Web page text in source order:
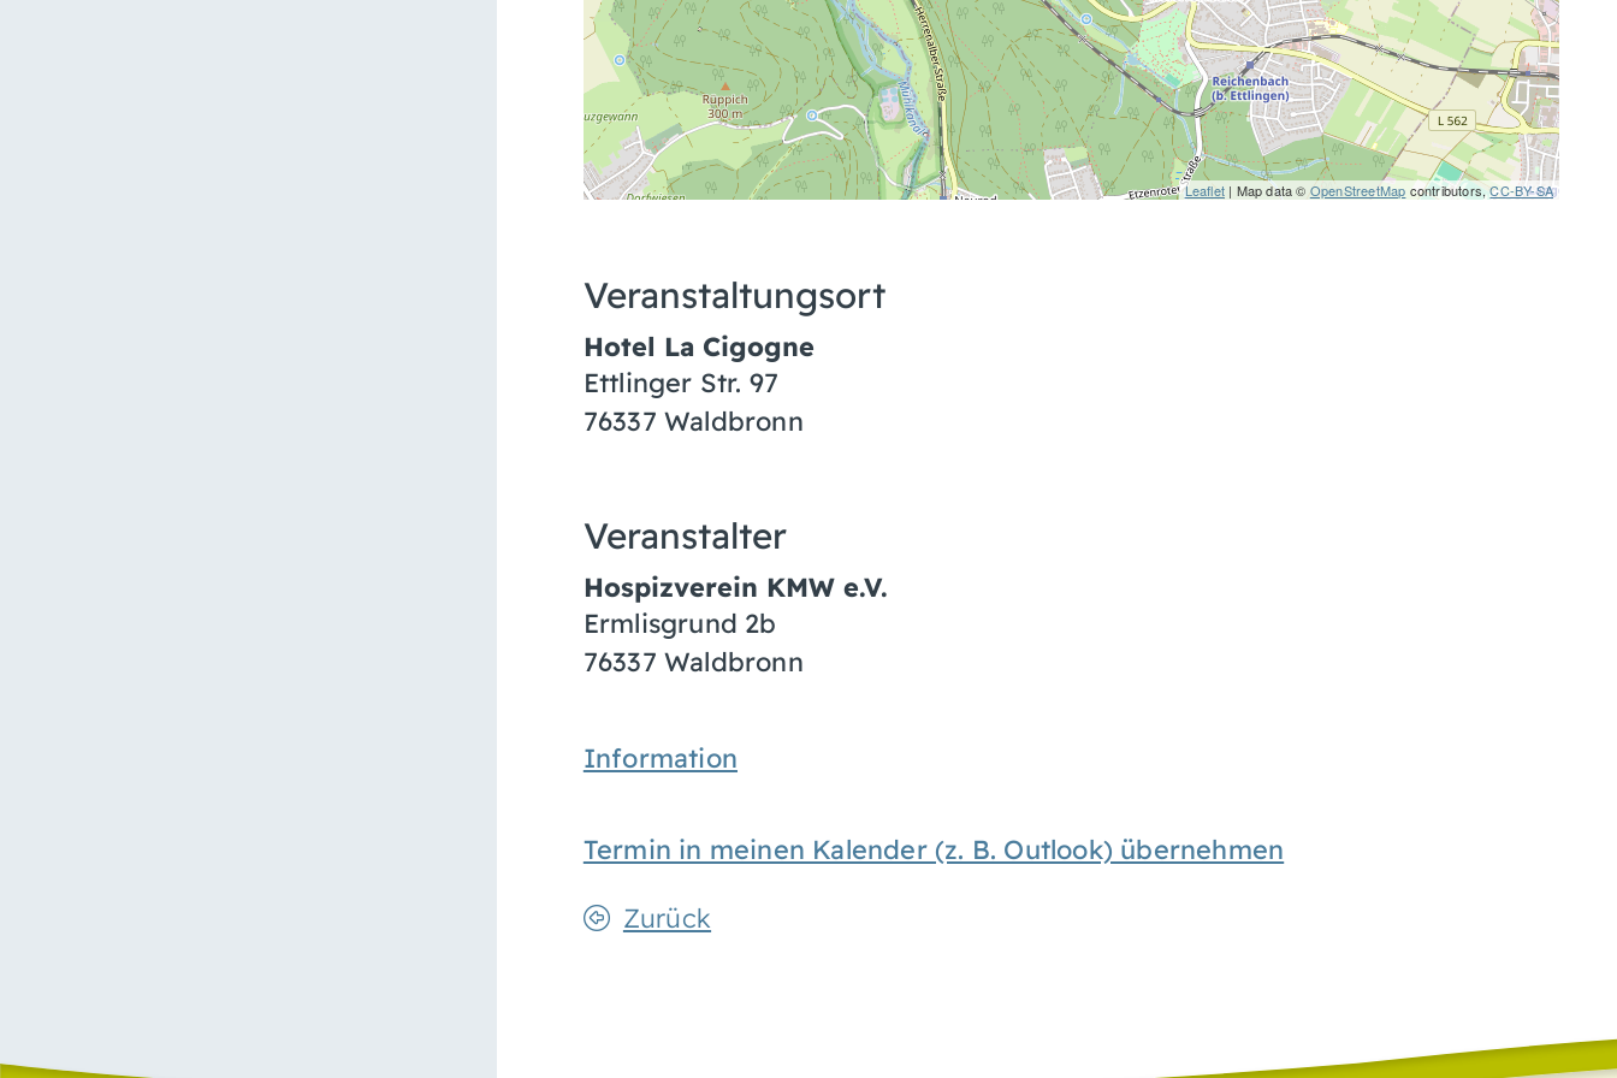
Leaflet| Map data © OpenStreetMap contributors,CC-BY-SA
Veranstaltungsort
Hotel La Cigogne
Ettlinger Str. 97
76337 Waldbronn
Veranstalter
Hospizverein KMW e.V.
Ermlisgrund 2b
76337 Waldbronn
Information
Termin in meinen Kalender (z. B. Outlook) übernehmen
Zurück